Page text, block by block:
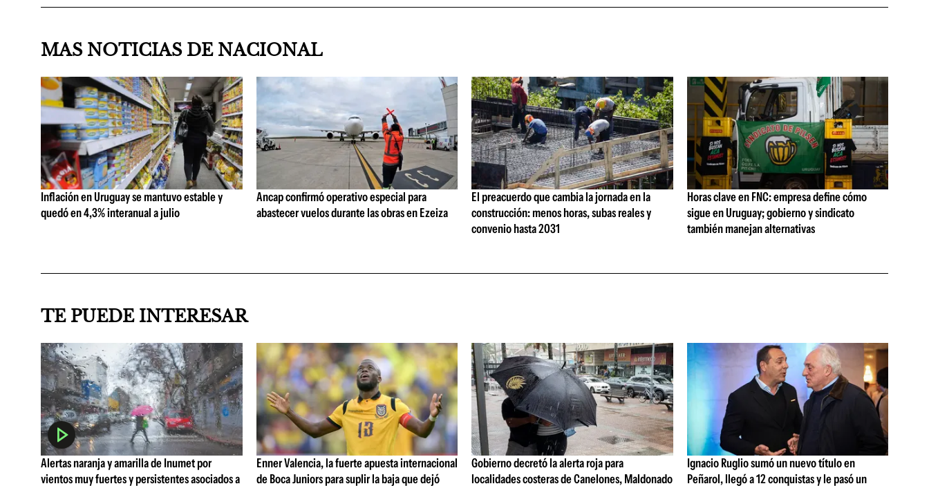
MAS NOTICIAS DE NACIONAL
Inflación en Uruguay se mantuvo estable y
quedó en 4,3% interanual a julio
Ancap confirmó operativo especial para
abastecer vuelos durante las obras en Ezeiza
El preacuerdo que cambia la jornada en la
construcción: menos horas, subas reales y
convenio hasta 2031
Horas clave en FNC: empresa define cómo
sigue en Uruguay; gobierno y sindicato
también manejan alternativas
TE PUEDE INTERESAR
Alertas naranja y amarilla de Inumet por
vientos muy fuertes y persistentes asociados a
Enner Valencia, la fuerte apuesta internacional
de Boca Juniors para suplir la baja que dejó
Gobierno decretó la alerta roja para
localidades costeras de Canelones, Maldonado
Ignacio Ruglio sumó un nuevo título en
Peñarol, llegó a 12 conquistas y le pasó un